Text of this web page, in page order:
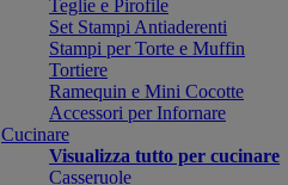
Teglie e Pirofile
Set Stampi Antiaderenti
Stampi per Torte e Muffin
Tortiere
Ramequin e Mini Cocotte
Accessori per Infornare
Cucinare
Visualizza tutto per cucinare
Casseruole